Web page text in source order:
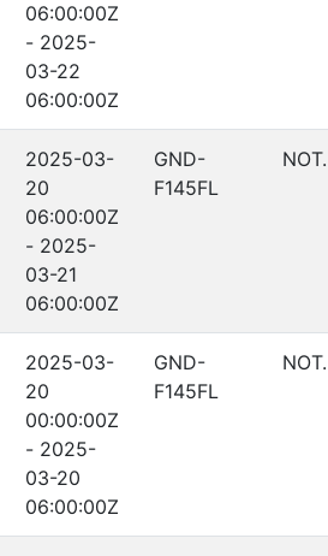
06:00:00Z
- 2025-
03-22
06:00:00Z
2025-03-
20
06:00:00Z
- 2025-
03-21
06:00:00Z
GND-
F145FL
2025-03-
20
00:00:00Z
- 2025-
03-20
06:00:00Z
GND-
F145FL